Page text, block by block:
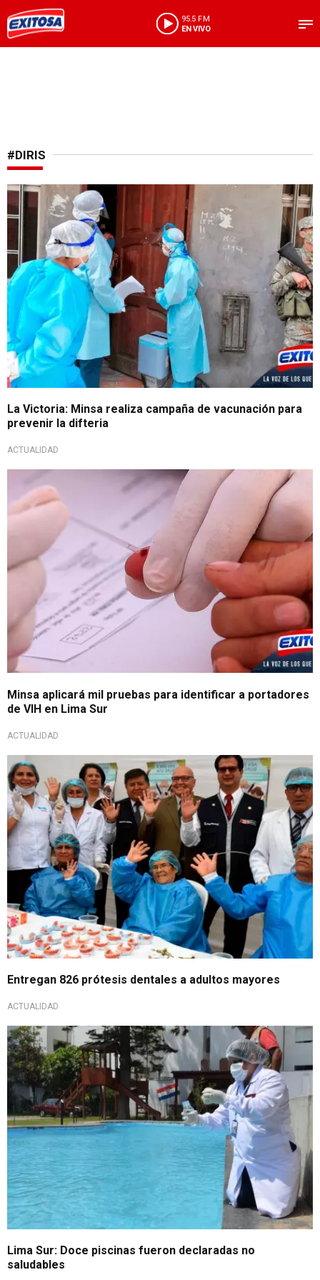
95.5 FM
EN VIVO
#DIRIS
La Victoria: Minsa realiza campaña de vacunación para
prevenir la difteria
ACTUALIDAD
Minsa aplicará mil pruebas para identificar a portadores
de VIH en Lima Sur
ACTUALIDAD
Entregan 826 prótesis dentales a adultos mayores
ACTUALIDAD
Lima Sur: Doce piscinas fueron declaradas no
saludables